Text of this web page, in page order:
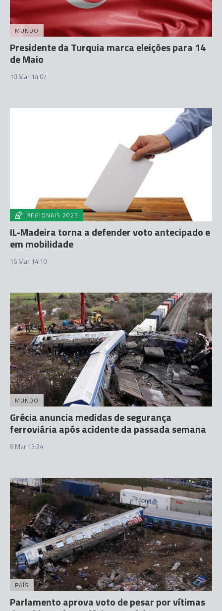
MUNDO
Presidente da Turquia marca eleições para 14
de Maio
10 Mar 14:07
REGIONAIS 2023
IL-Madeira torna a defender voto antecipado e
em mobilidade
15 Mar 14:10
MUNDO
Grécia anuncia medidas de segurança
ferroviária após acidente da passada semana
8 Mar 13:34
PAÍS
Parlamento aprova voto de pesar por vítimas